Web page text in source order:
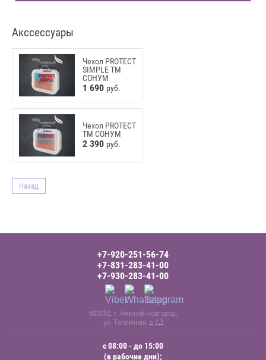
Акссессуары
Чехол PROTECT
SIMPLE ТМ
СОНУМ
1 690 руб.
Чехол PROTECT
ТМ СОНУМ
2 390 руб.
Назад
с 08:00 - до 15:00
(в рабочие дни);
+7-920-251-56-74
+7-831-283-41-00
+7-930-283-41-00
603092, г. Нижний Новгород,
ул. Тепличная, д.2Д